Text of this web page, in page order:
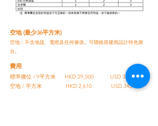
空地 (最少36平方米)
空地︰不含地毯、電燈及任何傢俱。可聯絡搭建商設計特色展
台。
費用
標準攤位 / 9平方米 HKD 29,500
USD 3,780
空地 / 平方米 HKD 2,610 USD 343